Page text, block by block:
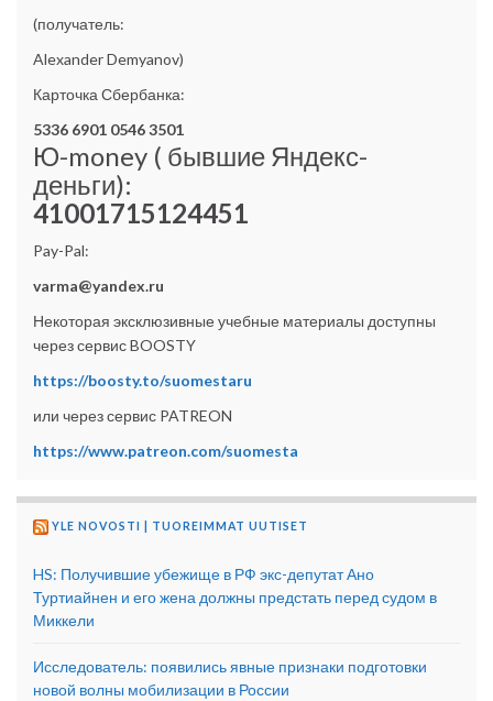
(получатель:
Alexander Demyanov)
Карточка Сбербанка:
5336 6901 0546 3501
Ю-money ( бывшие Яндекс-
деньги):
41001715124451
Pay-Pal:
varma@yandex.ru
Некоторая эксклюзивные учебные материалы доступны
через сервис BOOSTY
https://boosty.to/suomestaru
или через сервис PATREON
https://www.patreon.com/suomesta
YLE NOVOSTI | TUOREIMMAT UUTISET
HS: Получившие убежище в РФ экс-депутат Ано
Туртиайнен и его жена должны предстать перед судом в
Миккели
Исследователь: появились явные признаки подготовки
новой волны мобилизации в России